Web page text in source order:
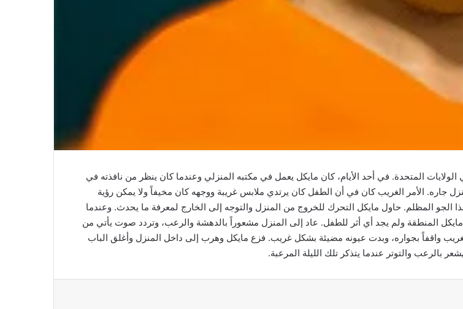
المتحدة. في أحد الأيام، كان مايكل يعمل في مكتبه المنزلي وعندما كان ينظر من نافذته في
الأمر الغريب كان في أن الطفل كان يرتدي ملابس غريبة ووجهه كان مخيفاً ولا يمكن رؤية
المظلم. حاول مايكل التحرك للخروج من المنزل والتوجه إلى الخارج لمعرفة ما يحدث. وعندما
المنطقة ولم يجد أي أثر للطفل. عاد إلى المنزل مشعوراً بالدهشة والرعب، وتردد صوت يأتي من
واقفاً بجواره، وبدت عيونه مضيئة بشكل غريب. فزع مايكل وهرب إلى داخل المنزل وأغلق الباب
بالرعب والتوتر عندما يتذكر تلك الليلة المرعبة.